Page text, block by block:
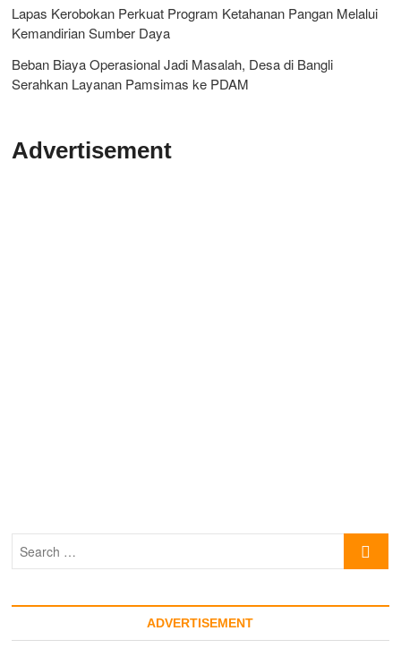
Lapas Kerobokan Perkuat Program Ketahanan Pangan Melalui
Kemandirian Sumber Daya
Beban Biaya Operasional Jadi Masalah, Desa di Bangli
Serahkan Layanan Pamsimas ke PDAM
Advertisement
Search
ADVERTISEMENT